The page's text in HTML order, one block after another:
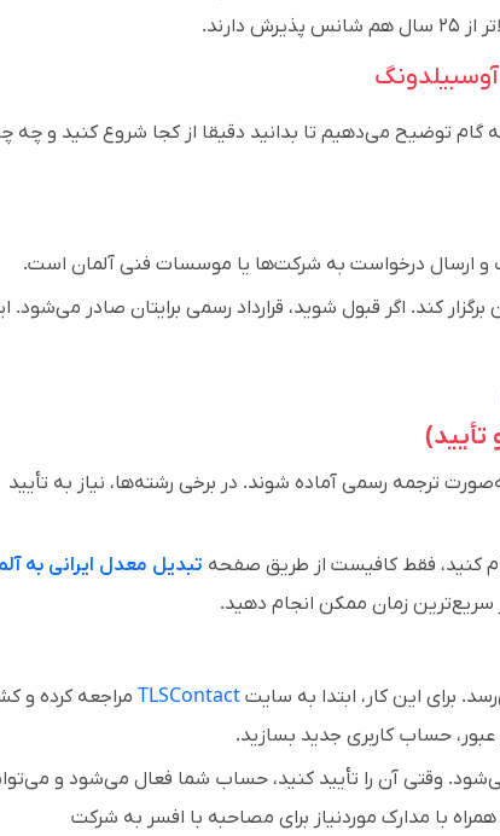
گام توضیح می‌دهیم تا بدانید دقیقا از کجا شروع کنید و چه
و ارسال درخواست به شرکت‌ها یا موسسات فنی آلمان است.
کند. اگر قبول شوید، قرارداد رسمی برایتان صادر می‌شود.
ترجمه رسمی آماده شوند. در برخی رشته‌ها، نیاز به تأیید
کنید، فقط کافیست از طریق صفحه تبدیل معدل ایرانی به
سریع‌ترین زمان ممکن انجام دهید.
برای این کار، ابتدا به سایتTLSContact مراجعه کرده و
حساب کاربری جدید بسازید.
وقتی آن را تأیید کنید، حساب شما فعال می‌شود و
با مدارک موردنیاز برای مصاحبه با افسر به شرکت